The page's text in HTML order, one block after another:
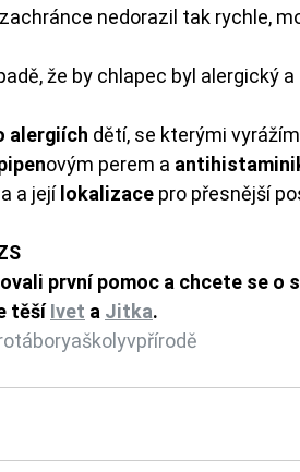
nedorazil tak rychle,
že by chlapec byl alergický
alergiích dětí, se kterými
ovým perem a
a její lokalizace pro přesnější
první pomoc a chcete se o
těší Ivet a Jitka.